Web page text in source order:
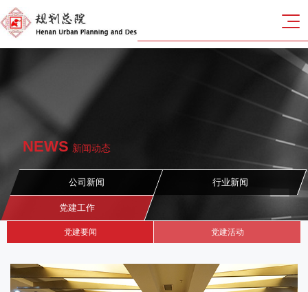
NEWS 新闻动态
公司新闻 行业新闻
党建工作
党建要闻 党建活动